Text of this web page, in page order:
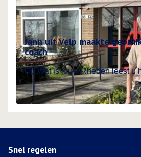
Jann uit Velp maakte
coach
Op Wat is jouw Rheden leest u
Snel regelen